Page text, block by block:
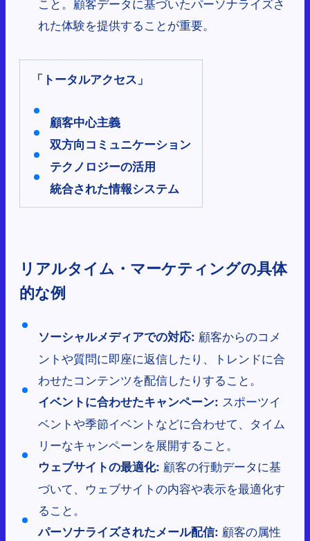
れた体験を提供することが重要。
「トータルアクセス」
顧客中心主義
双方向コミュニケーション
テクノロジーの活用
統合された情報システム
リアルタイム・マーケティングの具体
的な例
ソーシャルメディアでの対応: 顧客からのコメ
ントや質問に即座に返信したり、トレンドに合
わせたコンテンツを配信したりすること。
イベントに合わせたキャンペーン: スポーツイ
ベントや季節イベントなどに合わせて、タイム
リーなキャンペーンを展開すること。
ウェブサイトの最適化: 顧客の行動データに基
づいて、ウェブサイトの内容や表示を最適化す
ること。
パーソナライズされたメール配信: 顧客の属性